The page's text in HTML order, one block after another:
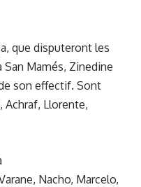
que disputeront les
Mamés, Zinedine
son effectif. Sont
Achraf, Llorente,
Nacho, Marcelo,